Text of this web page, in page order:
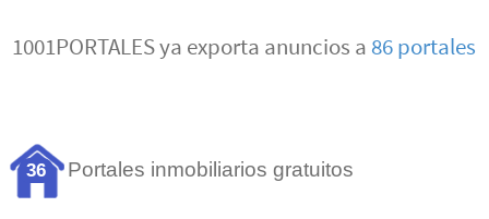
1001PORTALES ya exporta anuncios a 86 portales
36 Portales inmobiliarios gratuitos